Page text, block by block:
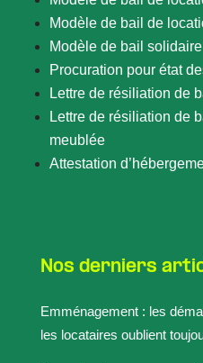
Modèle de bail de
Modèle de bail
Procuration pour état
Lettre de résiliation de
Lettre de résiliation de
meublée
Attestation
Nos derniers
Emménagement : les
les locataires oublient